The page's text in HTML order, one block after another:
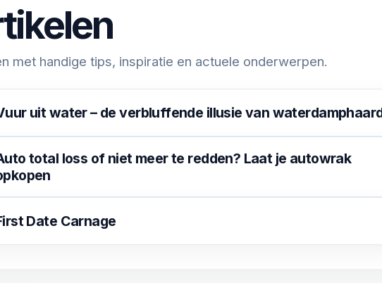
met handige tips, inspiratie en actuele onderwerpen.
uit water – de verbluffende illusie van
total loss of niet meer te redden? Laat je autowrak
Date Carnage